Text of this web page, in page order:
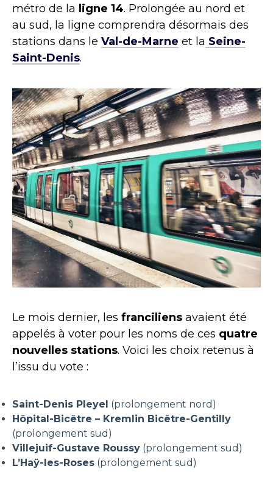
métro de la ligne 14. Prolongée au nord et
au sud, la ligne comprendra désormais des
stations dans le Val-de-Marne et la Seine-
Saint-Denis.
Le mois dernier, les franciliens avaient été
appelés à voter pour les noms de ces quatre
nouvelles stations. Voici les choix retenus à
l’issu du vote :
Saint-Denis Pleyel (prolongement nord)
Hôpital-Bicêtre – Kremlin Bicêtre-Gentilly
(prolongement sud)
Villejuif-Gustave Roussy (prolongement sud)
L’Haÿ-les-Roses (prolongement sud)